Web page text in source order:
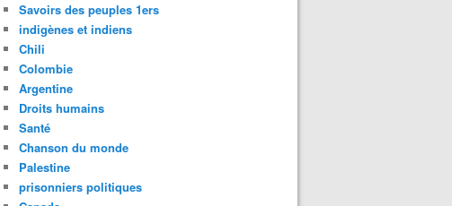
Savoirs des peuples 1ers
indigènes et indiens
Chili
Colombie
Argentine
Droits humains
Santé
Chanson du monde
Palestine
prisonniers politiques